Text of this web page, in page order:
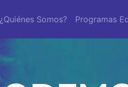
¿Quiénes Somos? Programas